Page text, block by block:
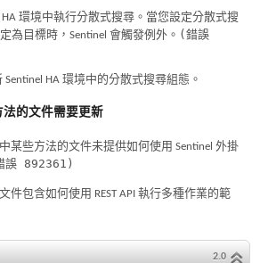
HA 環境中執行分散式搜尋。當您設定分散式搜
為目標時，Sentinel 會觸發例外。 (錯誤
Sentinel HA 環境中的分散式搜尋組態。
法的文件需要更新
某些方法的文件未提供如何使用 Sentinel 外掛
誤 892361)
件包含如何使用 REST API 執行多種作業的範
2.0